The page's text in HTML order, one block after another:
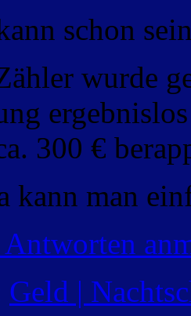
schon
wurde
300 €
kann man
Geld |